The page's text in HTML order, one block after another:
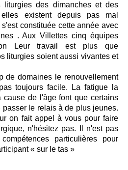
liturgies des dimanches et des
existent depuis pas mal
constituée cette année avec
. Aux Villettes cinq équipes
Leur travail est plus que
liturgies soient aussi vivantes et
de domaines le renouvellement
toujours facile. La fatigue la
cause de l'âge font que certains
le relais à de plus jeunes.
on fait appel à vous pour faire
n'hésitez pas. Il n'est pas
particulières pour
« sur le tas »